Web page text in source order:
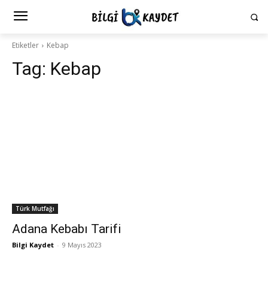
Etiketler Kebap
Tag: Kebap
Türk Mutfağı
Adana Kebabı Tarifi
Bilgi Kaydet - 9 Mayıs 2023